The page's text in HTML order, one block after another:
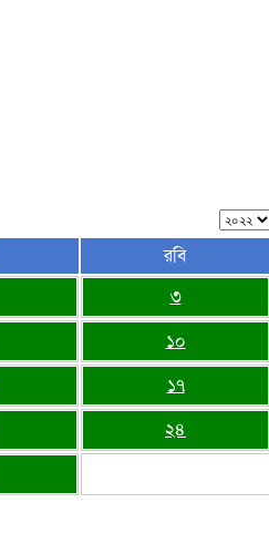
রবি
৩
১০
১৭
২৪